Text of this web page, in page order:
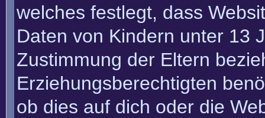
welches festlegt, dass
Daten von Kindern unter 13
Zustimmung der Eltern
Erziehungsberechtigten
ob dies auf dich oder die